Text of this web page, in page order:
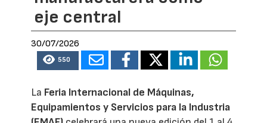
eje central
30/07/2026
550
La Feria Internacional de Máquinas,
Equipamientos y Servicios para la Industria